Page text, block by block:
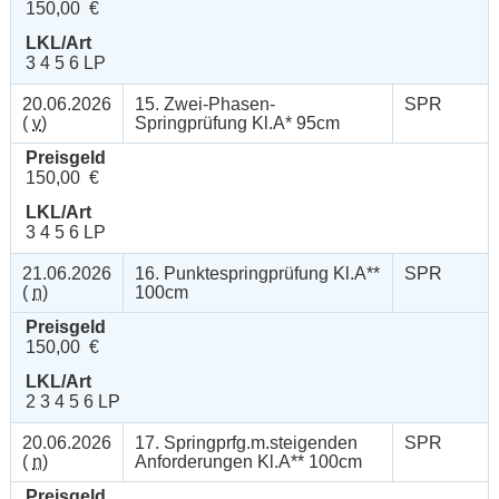
150,00 €
LKL/Art
3 4 5 6 LP
20.06.2026
( v)
15. Zwei-Phasen-
Springprüfung Kl.A* 95cm
SPR
Preisgeld
150,00 €
LKL/Art
3 4 5 6 LP
21.06.2026
( n)
16. Punktespringprüfung Kl.A**
100cm
SPR
Preisgeld
150,00 €
LKL/Art
2 3 4 5 6 LP
20.06.2026
( n)
17. Springprfg.m.steigenden
Anforderungen Kl.A** 100cm
SPR